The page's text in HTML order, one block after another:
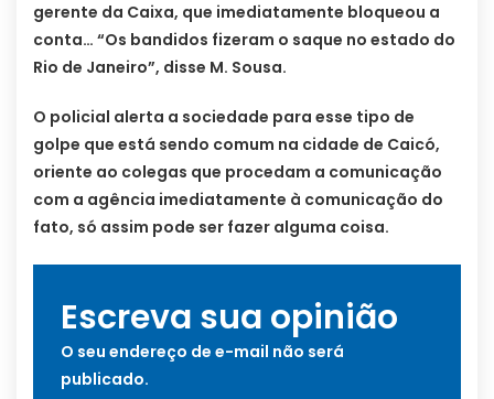
gerente da Caixa, que imediatamente bloqueou a
conta… “Os bandidos fizeram o saque no estado do
Rio de Janeiro”, disse M. Sousa.
O policial alerta a sociedade para esse tipo de
golpe que está sendo comum na cidade de Caicó,
oriente ao colegas que procedam a comunicação
com a agência imediatamente à comunicação do
fato, só assim pode ser fazer alguma coisa.
Escreva sua opinião
O seu endereço de e-mail não será
publicado.